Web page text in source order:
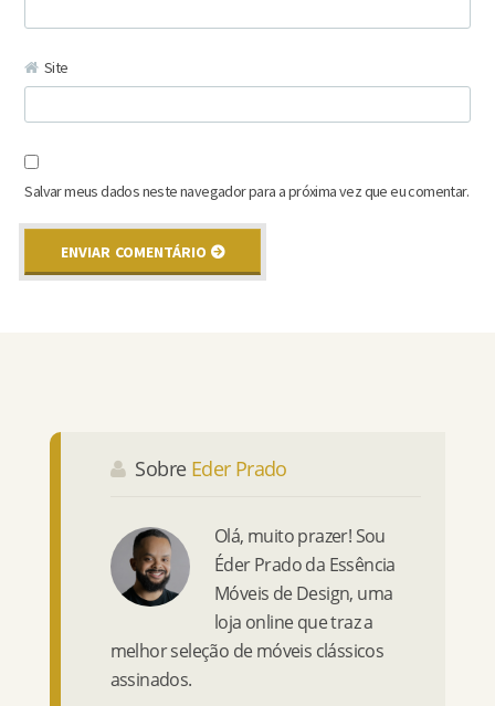
Site
Salvar meus dados neste navegador para a próxima vez que eu comentar.
Sobre Eder Prado
Olá, muito prazer! Sou
Éder Prado da Essência
Móveis de Design, uma
loja online que traz a
melhor seleção de móveis clássicos
assinados.